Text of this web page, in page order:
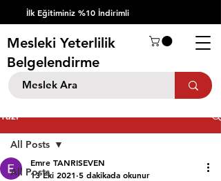
İlk Eğitiminiz %10 İndirimli
Mesleki Yeterlilik
Belgelendirme
Yazı
All Posts
All Posts
Emre TANRISEVEN
13 Eki 2021 5 dakikada okunur